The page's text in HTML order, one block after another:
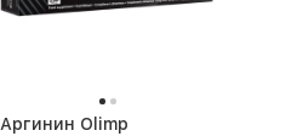
Аргинин Olimp